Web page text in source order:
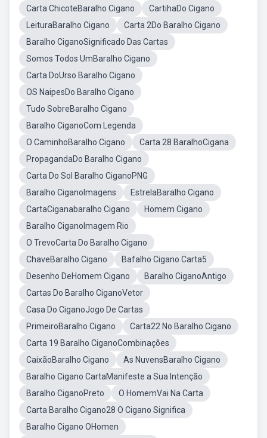
Carta ChicoteBaralho Cigano
CartihaDo Cigano
LeituraBaralho Cigano
Carta 2Do Baralho Cigano
Baralho CiganoSignificado Das Cartas
Somos Todos UmBaralho Cigano
Carta DoUrso Baralho Cigano
OS NaipesDo Baralho Cigano
Tudo SobreBaralho Cigano
Baralho CiganoCom Legenda
O CaminhoBaralho Cigano
Carta 28 BaralhoCigana
PropagandaDo Baralho Cigano
Carta Do Sol Baralho CiganoPNG
Baralho CiganoImagens
EstrelaBaralho Cigano
CartaCiganabaralho Cigano
Homem Cigano
Baralho CiganoImagem Rio
O TrevoCarta Do Baralho Cigano
ChaveBaralho Cigano
Bafalho Cigano Carta5
Desenho DeHomem Cigano
Baralho CiganoAntigo
Cartas Do Baralho CiganoVetor
Casa Do CiganoJogo De Cartas
PrimeiroBaralho Cigano
Carta22 No Baralho Cigano
Carta 19 Baralho CiganoCombinações
CaixãoBaralho Cigano
As NuvensBaralho Cigano
Baralho Cigano CartaManifeste a Sua Intenção
Baralho CiganoPreto
O HomemVai Na Carta
Carta Baralho Cigano28 O Cigano Significa
Baralho Cigano OHomen